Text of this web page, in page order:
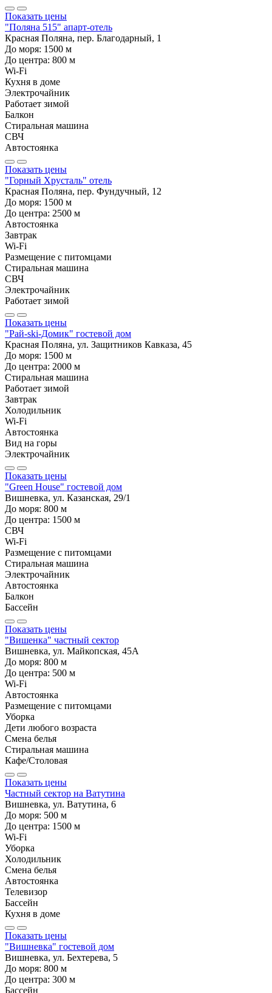
Показать цены
"Поляна 515" апарт-отель
Красная Поляна, пер. Благодарный, 1
До моря: 1500 м
До центра: 800 м
Wi-Fi
Кухня в доме
Электрочайник
Работает зимой
Балкон
Стиральная машина
СВЧ
Автостоянка
Показать цены
"Горный Хрусталь" отель
Красная Поляна, пер. Фундучный, 12
До моря: 1500 м
До центра: 2500 м
Автостоянка
Завтрак
Wi-Fi
Размещение с питомцами
Стиральная машина
СВЧ
Электрочайник
Работает зимой
Показать цены
"Рай-ski-Домик" гостевой дом
Красная Поляна, ул. Защитников Кавказа, 45
До моря: 1500 м
До центра: 2000 м
Стиральная машина
Работает зимой
Завтрак
Холодильник
Wi-Fi
Автостоянка
Вид на горы
Электрочайник
Показать цены
"Green House" гостевой дом
Вишневка, ул. Казанская, 29/1
До моря: 800 м
До центра: 1500 м
СВЧ
Wi-Fi
Размещение с питомцами
Стиральная машина
Электрочайник
Автостоянка
Балкон
Бассейн
Показать цены
"Вишенка" частный сектор
Вишневка, ул. Майкопская, 45А
До моря: 800 м
До центра: 500 м
Wi-Fi
Автостоянка
Размещение с питомцами
Уборка
Дети любого возраста
Смена белья
Стиральная машина
Кафе/Столовая
Показать цены
Частный сектор на Ватутина
Вишневка, ул. Ватутина, 6
До моря: 500 м
До центра: 1500 м
Wi-Fi
Уборка
Холодильник
Смена белья
Автостоянка
Телевизор
Бассейн
Кухня в доме
Показать цены
"Вишневка" гостевой дом
Вишневка, ул. Бехтерева, 5
До моря: 800 м
До центра: 300 м
Бассейн